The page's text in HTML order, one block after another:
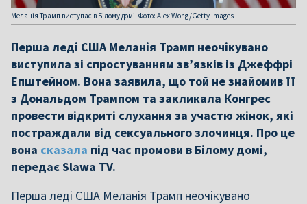
Меланія Трамп виступає в Білому домі. Фото: Alex Wong/Getty Images
Перша леді США Меланія Трамп неочікувано
виступила зі спростуванням зв’язків із Джеффрі
Епштейном. Вона заявила, що той не знайомив її
з Дональдом Трампом та закликала Конгрес
провести відкриті слухання за участю жінок, які
постраждали від сексуального злочинця. Про це
вона сказала під час промови в Білому домі,
передає Slawa TV.
Перша леді США Меланія Трамп неочікувано